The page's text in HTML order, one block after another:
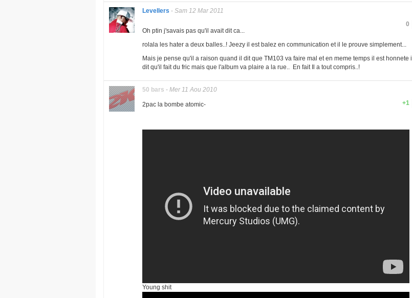
Levellers - Sam 12 Mar 2011
0
Oh ptin j'savais pas qu'il avait dit ca...
rolala les hater a deux balles..! Jeezy il est balez en communication et il le prouve simplement...
Mais je pense qu'il a raison quand il dit que TM103 va faire mal et en meme temps il est honnete il
dit qu'il fait du fric mais que l'album va plaire a la rue.. En fait Il a tout compris..!
50 bars - Mer 11 Aou 2010
+1
2pac la bombe atomic-
Young shit